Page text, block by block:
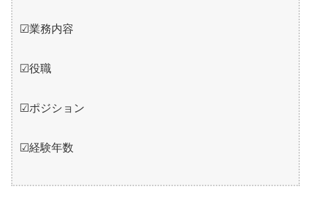
☑業務内容
☑役職
☑ポジション
☑経験年数